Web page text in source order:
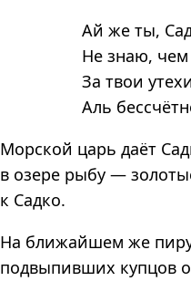
Ай же ты,
Не знаю, чем
За твои
Аль
Морской царь даёт
в озере рыбу —
к Садко.
На ближайшем же пиру
подвыпивших купцов